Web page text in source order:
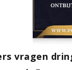
vragen